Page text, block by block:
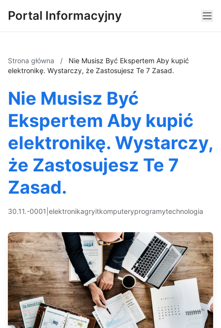
Portal Informacyjny
Strona główna /
Nie Musisz Być Ekspertem Aby kupić
elektronikę. Wystarczy, że Zastosujesz Te 7 Zasad.
Nie Musisz Być
Ekspertem Aby kupić
elektronikę. Wystarczy,
że Zastosujesz Te 7
Zasad.
30.11.-0001 elektronikagryitkomputeryprogramytechnologia